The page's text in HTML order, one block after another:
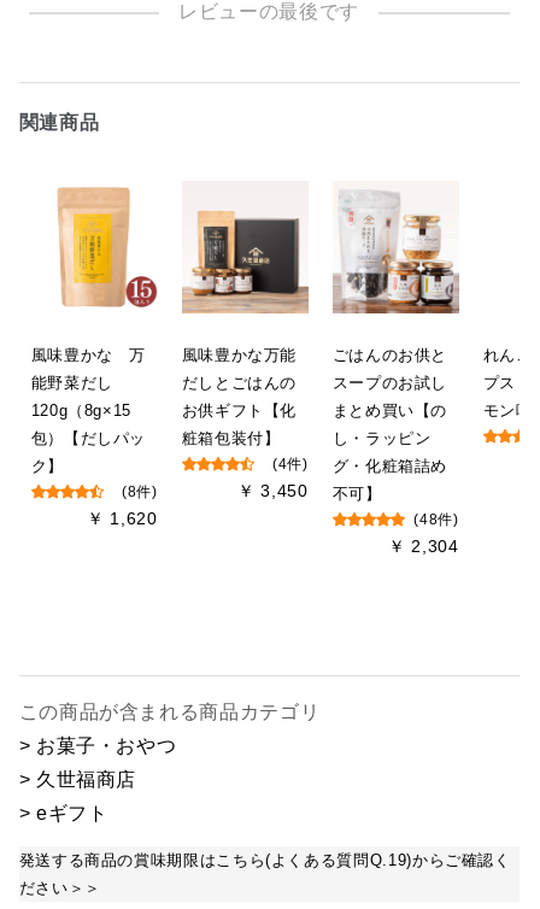
レビューの最後です
関連商品
風味豊かな 万
能野菜だし
120g（8g×15
包）【だしパッ
ク】
(8件)
￥ 1,620
風味豊かな万能
だしとごはんの
お供ギフト【化
粧箱包装付】
(4件)
￥ 3,450
ごはんのお供と
スープのお試し
まとめ買い【の
し・ラッピン
グ・化粧箱詰め
不可】
(48件)
￥ 2,304
れんこ
プス
モン
この商品が含まれる商品カテゴリ
> お菓子・おやつ
> 久世福商店
> eギフト
発送する商品の賞味期限はこちら(よくある質問Q.19)からご確認く
ださい＞＞